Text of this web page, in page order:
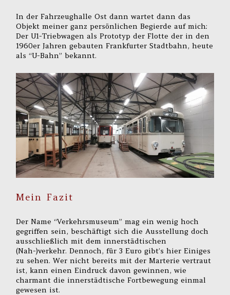
In der Fahrzeughalle Ost dann wartet dann das
Objekt meiner ganz persönlichen Begierde auf mich:
Der U1-Triebwagen als Prototyp der Flotte der in den
1960er Jahren gebauten Frankfurter Stadtbahn, heute
als “U-Bahn” bekannt.
Mein Fazit
Der Name “Verkehrsmuseum” mag ein wenig hoch
gegriffen sein, beschäftigt sich die Ausstellung doch
ausschließlich mit dem innerstädtischen
(Nah-)verkehr. Dennoch, für 3 Euro gibt’s hier Einiges
zu sehen. Wer nicht bereits mit der Marterie vertraut
ist, kann einen Eindruck davon gewinnen, wie
charmant die innerstädtische Fortbewegung einmal
gewesen ist.